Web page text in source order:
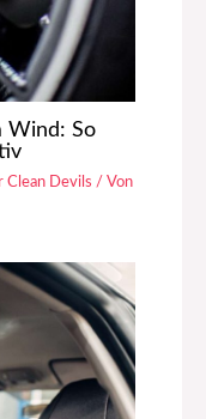
Wind: So
Clean Devils / Von